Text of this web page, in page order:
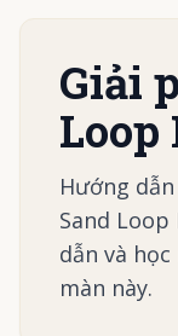
Giải
Loop
Hướng
Sand Loop
dẫn và
màn này.